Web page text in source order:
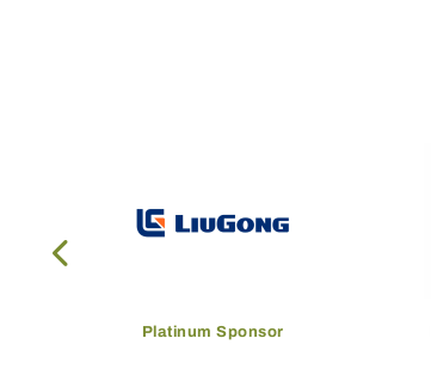
Platinum Sponsor